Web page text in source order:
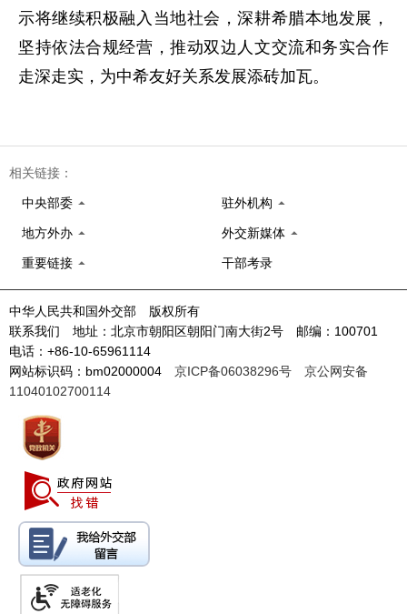
示将继续积极融入当地社会，深耕希腊本地发展，
坚持依法合规经营，推动双边人文交流和务实合作
走深走实，为中希友好关系发展添砖加瓦。
相关链接：
中央部委 驻外机构
地方外办 外交新媒体
重要链接 干部考录
中华人民共和国外交部 版权所有
联系我们 地址：北京市朝阳区朝阳门南大街2号 邮编：100701
电话：+86-10-65961114
网站标识码：bm02000004 京ICP备06038296号
京公网安备
11040102700114